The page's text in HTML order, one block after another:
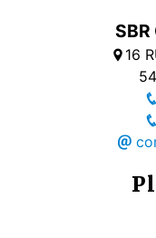
SBR
16